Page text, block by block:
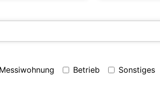
Messiwohnung Betrieb Sonstiges